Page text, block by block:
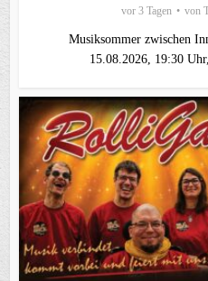
vor 3 Tagen von
Musiksommer zwischen
15.08.2026, 19:30